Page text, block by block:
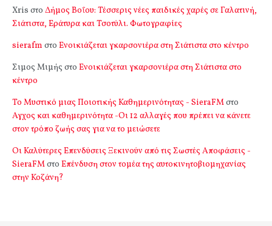
Xris στο Δήμος Βοΐου: Τέσσερις νέες παιδικές χαρές σε Γαλατινή,
Σιάτιστα, Εράτυρα και Τσοτύλι. Φωτογραφίες
sierafm στο Ενοικιάζεται γκαρσονιέρα στη Σιάτιστα στο κέντρο
Σιμος Μιμής στο Ενοικιάζεται γκαρσονιέρα στη Σιάτιστα στο
κέντρο
Το Μυστικό μιας Ποιοτικής Καθημερινότητας - SieraFMστο
Αγχος και καθημερινότητα -Οι 12 αλλαγές που πρέπει να κάνετε
στον τρόπο ζωής σας για να το μειώσετε
Οι Καλύτερες Επενδύσεις Ξεκινούν από τις Σωστές Αποφάσεις -
SieraFMστο Επένδυση στον τομέα της αυτοκινητοβιομηχανίας
στην Κοζάνη?